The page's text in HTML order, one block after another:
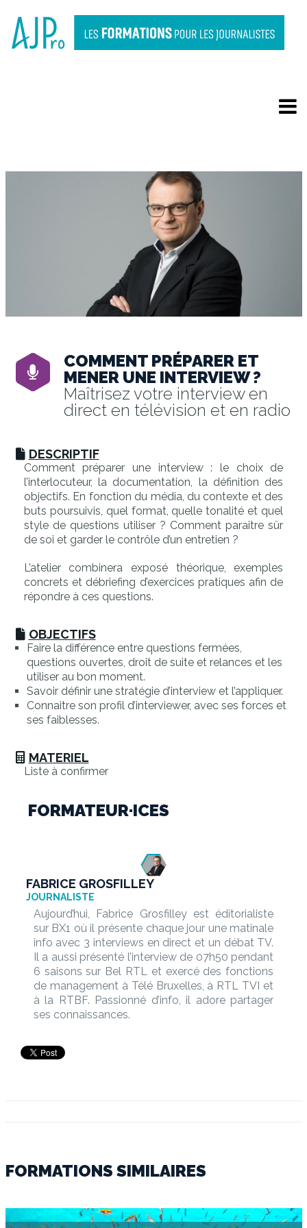
PRÉPARER ET MENER UNE
COMMENT PRÉPARER ET
MENER UNE INTERVIEW ?
Maîtrisez votre interview en
direct en télévision et en radio
DESCRIPTIF
Comment préparer une interview : le choix de
l’interlocuteur, la documentation, la définition des
objectifs. En fonction du média, du contexte et des
buts poursuivis, quel format, quelle tonalité et quel
style de questions utiliser ? Comment paraitre sûr
de soi et garder le contrôle d’un entretien ?
L’atelier combinera exposé théorique, exemples
concrets et débriefing d’exercices pratiques afin de
répondre à ces questions.
OBJECTIFS
Faire la différence entre questions fermées,
questions ouvertes, droit de suite et relances et les
utiliser au bon moment.
Savoir définir une stratégie d’interview et l’appliquer.
Connaitre son profil d’interviewer, avec ses forces et
ses faiblesses.
MATERIEL
Liste à confirmer
FORMATEUR·ICES
FABRICE GROSFILLEY
JOURNALISTE
Aujourd’hui, Fabrice Grosfilley est éditorialiste
sur BX1 où il présente chaque jour une matinale
info avec 3 interviews en direct et un débat TV.
Il a aussi présenté l’interview de 07h50 pendant
6 saisons sur Bel RTL et exercé des fonctions
de management à Télé Bruxelles, à RTL TVI et
à la RTBF. Passionné d’info, il adore partager
ses connaissances.
FORMATIONS SIMILAIRES